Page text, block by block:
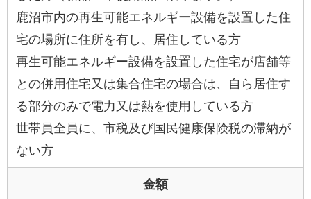
鹿沼市内の再生可能エネルギー設備を設置した住
宅の場所に住所を有し、居住している方
再生可能エネルギー設備を設置した住宅が店舗等
との併用住宅又は集合住宅の場合は、自ら居住す
る部分のみで電力又は熱を使用している方
世帯員全員に、市税及び国民健康保険税の滞納が
ない方
金額